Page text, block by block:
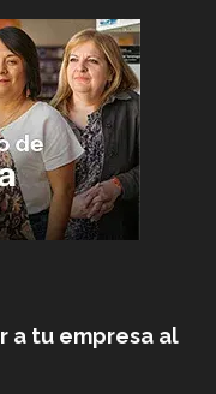
a tu empresa al